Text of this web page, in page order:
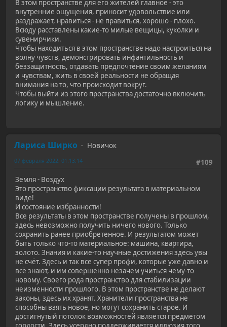
В этом пространстве для его жителей главное - это
внутренние ощущения, приносит удовольствие или
раздражает, нравиться - не правиться, хорошо - плохо.
Всюду расставлены какие-то милые вещицы, куколки и
сувенирчики.
Чтобы находиться в этом пространстве надо настроиться на
волну чувств, демонстрировать инфантильность и
беззащитность, отдавать предпочтение своим желаниям
и чувствам, жить в своей реальности не обращая
внимания на то, что происходит вокруг.
Чтобы выйти из этого пространства достаточно включить
логику и мышление.
Лариса Ширко
Новичок
#109
07 февраля 2022, 01:13:14
Земля - Воздух
Это пространство фиксации результата в материальном
виде!
И состояние избранности!
Все результаты в этом пространстве получены в прошлом,
здесь невозможно получить ничего нового. Только
сохранить ранее приобретенное. И результатом может
быть только что-то материальное: машина, квартира,
золото. Знания и какие-то научные достижения здесь увы
не счёт. Здесь и так все супер профи, которые уже давно и
всё знают, и им совершенно незачем учиться чему-то
новому. Своего рода пространство для стабилизации
неизменности прошлого. В этом пространстве не делают
законы, здесь их хранят. Хранители пространства не
способны взять новое, но могут сохранить старое. И
достигнутый потолок возможностей является предметом